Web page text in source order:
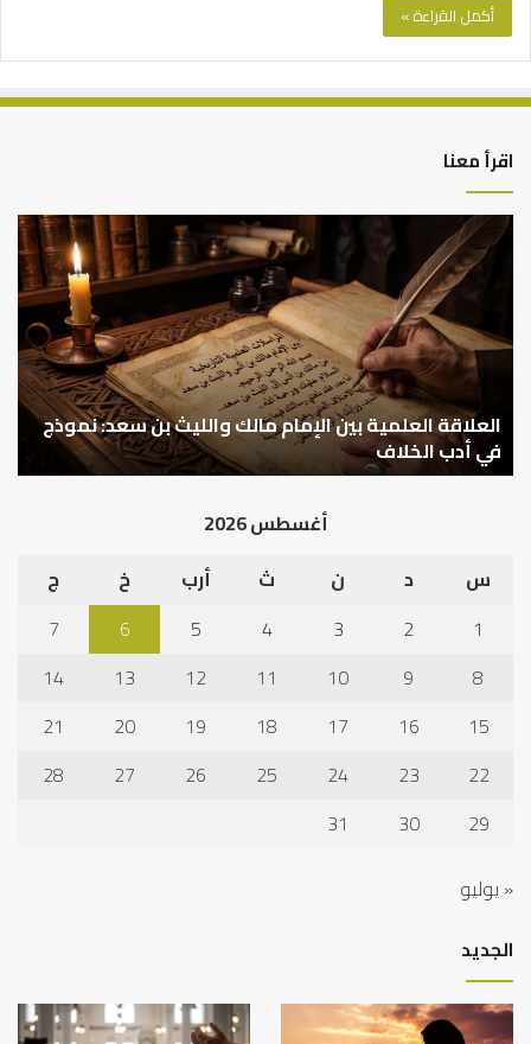
أكمل القراءة »
اقرأ معنا
العلاقة
العلمية
الإمام
مالك
والليث
سعد:
نموذج
في
أدب
العلاقة العلمية بين الإمام مالك والليث بن سعد: نموذج
في أدب الخلاف
أغسطس 2026
س
د ن ث أرب خ
ج
1
2
3
4
5
6
7
8
9
10
11
12
13
14
15
16
17
18
19
20
21
22
23
24
25
26
27
28
29
30
31
« يوليو
الجديد